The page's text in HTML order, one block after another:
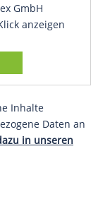
GmbH
anzeigen
Inhalte
Daten an
in unseren